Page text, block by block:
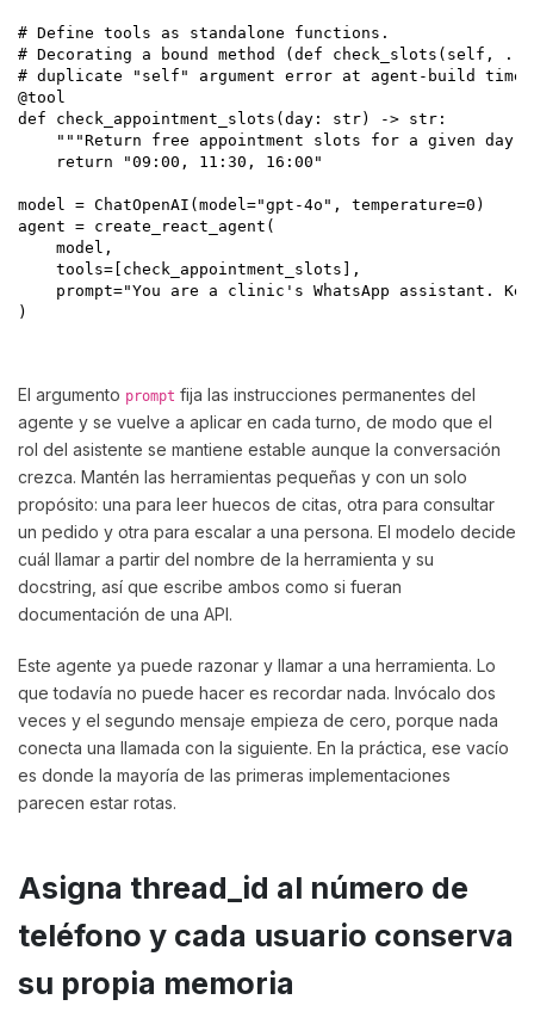
# Define tools as standalone functions.
# Decorating a bound method (def check_slots(self,
# duplicate "self" argument error at agent-build time
@tool
def check_appointment_slots(day: str) -> str:
"""Return free appointment slots for a given
    return "09:00, 11:30, 16:00"
model = ChatOpenAI(model="gpt-4o", temperature=0)
agent = create_react_agent(
    model,
    tools=[check_appointment_slots],
prompt="You are a clinic's WhatsApp assistant.
)
El argumento prompt fija las instrucciones permanentes del
agente y se vuelve a aplicar en cada turno, de modo que el
rol del asistente se mantiene estable aunque la conversación
crezca. Mantén las herramientas pequeñas y con un solo
propósito: una para leer huecos de citas, otra para consultar
un pedido y otra para escalar a una persona. El modelo decide
cuál llamar a partir del nombre de la herramienta y su
docstring, así que escribe ambos como si fueran
documentación de una API.
Este agente ya puede razonar y llamar a una herramienta. Lo
que todavía no puede hacer es recordar nada. Invócalo dos
veces y el segundo mensaje empieza de cero, porque nada
conecta una llamada con la siguiente. En la práctica, ese vacío
es donde la mayoría de las primeras implementaciones
parecen estar rotas.
Asigna thread_id al número de
teléfono y cada usuario conserva
su propia memoria